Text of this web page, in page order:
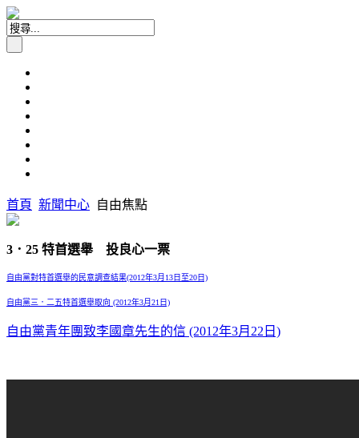
首頁 新聞中心 自由焦點
3．25 特首選舉 投良心一票
自由黨對特首選舉的民意調查結果(2012年3月13日至20日)
自由黨三．二五特首選舉取向 (2012年3月21日)
自由黨青年團致李國章先生的信 (2012年3月22日)